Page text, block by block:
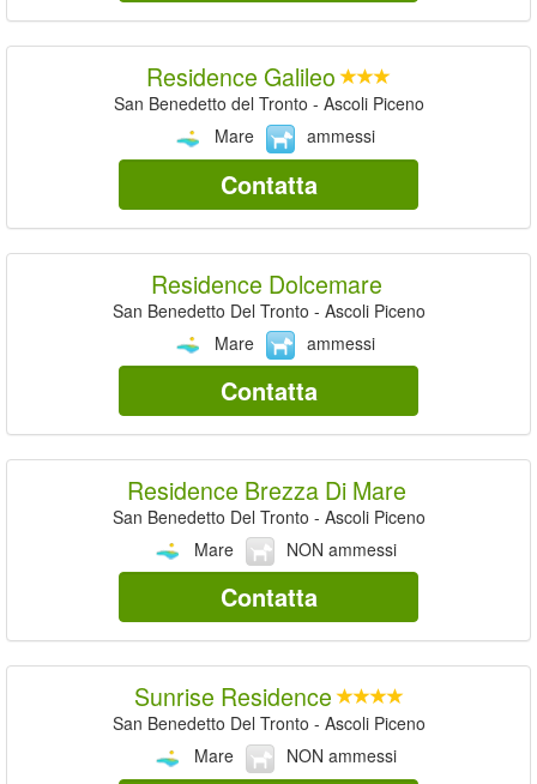
Residence Galileo
San Benedetto del Tronto - Ascoli Piceno
Mare
ammessi
Contatta
Residence Dolcemare
San Benedetto Del Tronto - Ascoli Piceno
Mare
ammessi
Contatta
Residence Brezza Di Mare
San Benedetto Del Tronto - Ascoli Piceno
Mare
NON ammessi
Contatta
Sunrise Residence
San Benedetto Del Tronto - Ascoli Piceno
Mare
NON ammessi